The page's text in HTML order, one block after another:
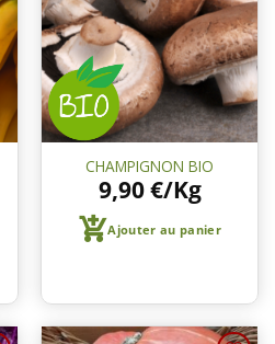
liste de
courses
CHAMPIGNON BIO
9,90€/Kg
Ajouter au panier